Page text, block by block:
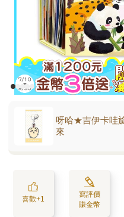
呀哈★吉伊卡哇
來
喜歡+1
寫評價
賺金幣